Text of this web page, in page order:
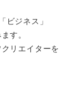
ビジネス」
す。
リエイターを